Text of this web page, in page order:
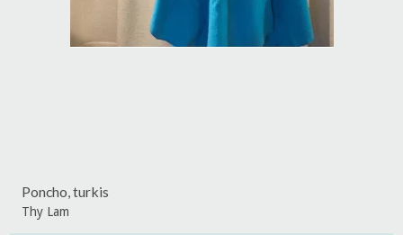
Poncho, turkis
Thy Lam